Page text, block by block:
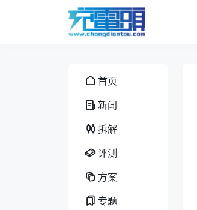
首页
新闻
拆解
评测
方案
专题